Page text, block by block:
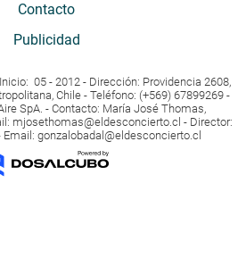
Contacto
Publicidad
05 - 2012 - Dirección: Providencia 2608,
Chile - Teléfono: (+569) 67899269 -
SpA. - Contacto: María José Thomas,
mjosethomas@eldesconcierto.cl - Director:
Email: gonzalobadal@eldesconcierto.cl